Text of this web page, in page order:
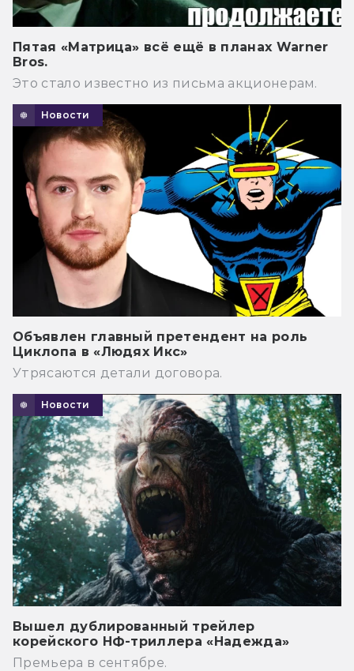
Пятая «Матрица» всё ещё в планах Warner
Bros.
Это стало известно из письма акционерам.
Новости
Объявлен главный претендент на роль
Циклопа в «Людях Икс»
Утрясаются детали договора.
Новости
Вышел дублированный трейлер
корейского НФ-триллера «Надежда»
Премьера в сентябре.